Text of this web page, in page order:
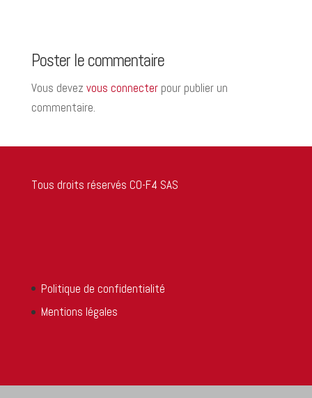
Poster le commentaire
Vous devez vous connecterpour publier un
commentaire.
Tous droits réservés CO-F4 SAS
Politique de confidentialité
Mentions légales